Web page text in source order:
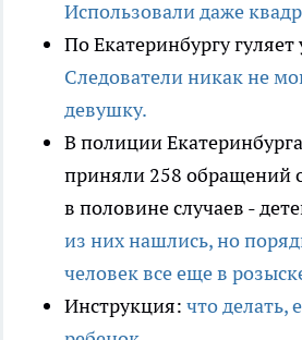
Использовали даже
По Екатеринбургу гуляет
Следователи никак не
девушку.
В полиции
приняли 258 обращений
в половине случаев -
из них нашлись, но
человек все еще в
Инструкция: что делать,